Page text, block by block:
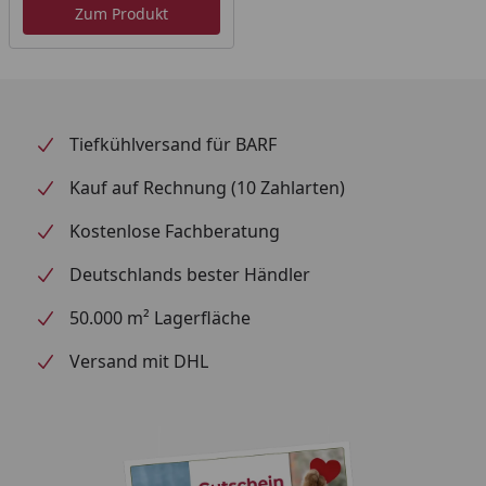
5 kg 65 g
8 kg 90 g
Ständig frisches Wasser in einem vom Futternapf
deutlich entfernt stehenden Napf anbieten. Durch
Katzen kann die oben angegebene Menge um bis zu
15 % angehoben oder reduziert werden. Bei
Zum Produkt
Tiefkühlversand für BARF
Kauf auf Rechnung (10 Zahlarten)
Kostenlose Fachberatung
Deutschlands bester Händler
50.000 m² Lagerfläche
Versand mit DHL